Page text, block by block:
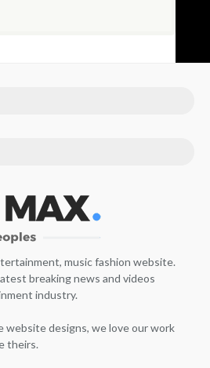
music fashion website.
breaking news and videos
industry.
website designs, we love our work
theirs.